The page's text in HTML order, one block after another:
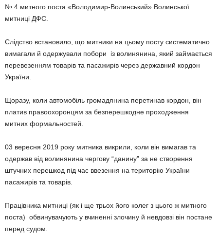
№ 4 митного поста «Володимир-Волинський» Волинської
митниці ДФС.
Слідство встановило, що митники на цьому посту систематично
вимагали й одержували побори із волинянина, який займається
перевезенням товарів та пасажирів через державний кордон
України.
Щоразу, коли автомобіль громадянина перетинав кордон, він
платив правоохоронцям за безперешкодне проходження
митних формальностей.
03 вересня 2019 року митника викрили, коли він вимагав та
одержав від волинянина чергову “данину” за не створення
штучних перешкод під час ввезення на територію України
пасажирів та товарів.
Працівника митниці (як і ще трьох його колег з цього ж митного
поста) обвинувачують у вчиненні злочину й невдовзі він постане
перед судом.